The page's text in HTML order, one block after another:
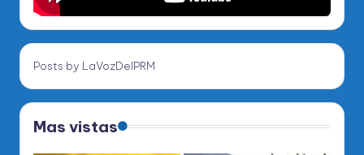
Posts by LaVozDelPRM
Mas vistas